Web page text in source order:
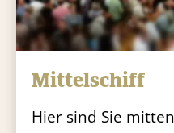
Mittelschiff
Hier sind Sie